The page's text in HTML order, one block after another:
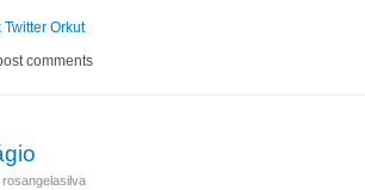
Twitter Orkut
do Programa de Inclusão Digital participam do EATI
comments
rosangelasilva